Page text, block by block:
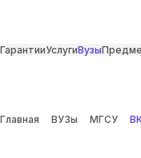
ГарантииУслугиВузы
Главная ВУЗы МГСУ